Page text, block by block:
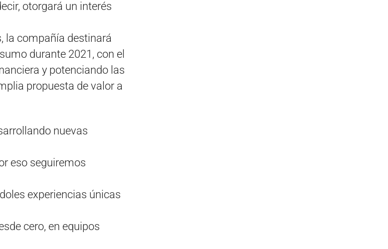
otorgará un interés
la compañía destinará
durante 2021, con el
y potenciando las
propuesta de valor a
nuevas
eso seguiremos
experiencias únicas
cero, en equipos